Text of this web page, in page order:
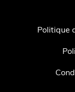
Politique